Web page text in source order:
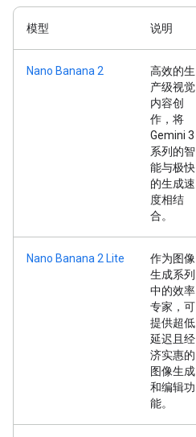
模型 说明
Nano Banana 2
高效的生
产级视觉
内容创
作，将
Gemini 3
系列的智
能与极快
的生成速
度相结
合。
Nano Banana 2 Lite
作为图像
生成系列
中的效率
专家，可
提供超低
延迟且经
济实惠的
图像生成
和编辑功
能。